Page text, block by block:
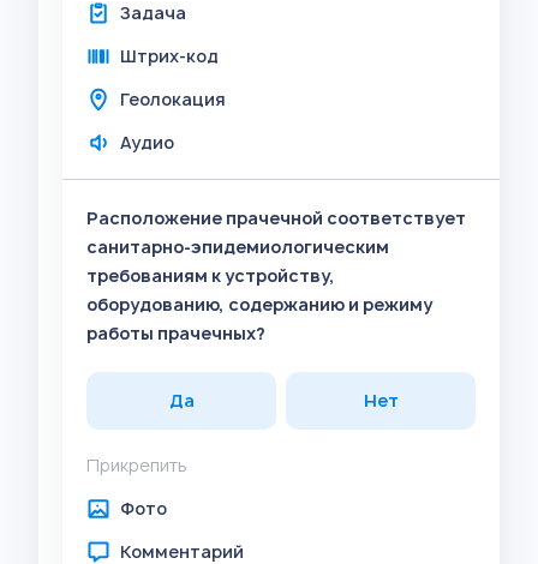
Задача
Штрих-код
Геолокация
Аудио
Расположение прачечной соответствует
санитарно-эпидемиологическим
требованиям к устройству,
оборудованию, содержанию и режиму
работы прачечных?
Да Нет
Прикрепить
Фото
Комментарий